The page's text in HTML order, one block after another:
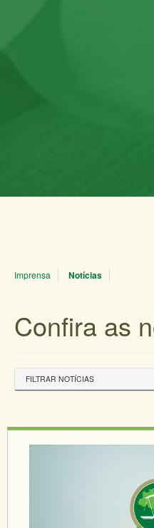
Imprensa Notícias
Confira as
FILTRAR NOTÍCIAS